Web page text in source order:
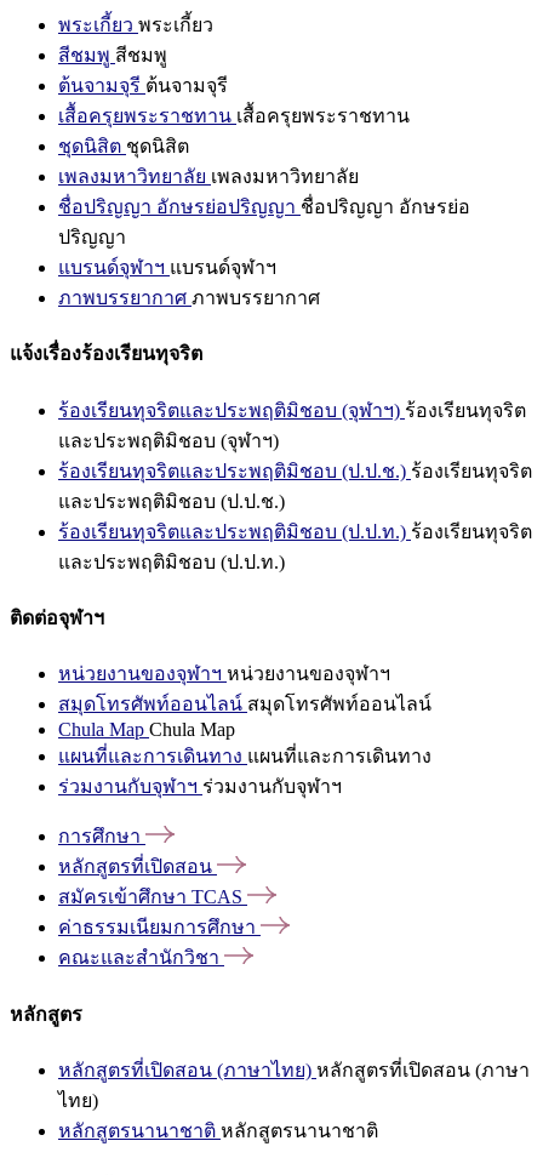
พระเกี้ยว พระเกี้ยว
สีชมพู สีชมพู
ต้นจามจุรี ต้นจามจุรี
เสื้อครุยพระราชทาน เสื้อครุยพระราชทาน
ชุดนิสิต ชุดนิสิต
เพลงมหาวิทยาลัย เพลงมหาวิทยาลัย
ชื่อปริญญา อักษรย่อปริญญา ชื่อปริญญา อักษรย่อ
ปริญญา
แบรนด์จุฬาฯ แบรนด์จุฬาฯ
ภาพบรรยากาศ ภาพบรรยากาศ
แจ้งเรื่องร้องเรียนทุจริต
ร้องเรียนทุจริตและประพฤติมิชอบ (จุฬาฯ) ร้องเรียนทุจริต
และประพฤติมิชอบ (จุฬาฯ)
ร้องเรียนทุจริตและประพฤติมิชอบ (ป.ป.ช.) ร้องเรียนทุจริต
และประพฤติมิชอบ (ป.ป.ช.)
ร้องเรียนทุจริตและประพฤติมิชอบ (ป.ป.ท.) ร้องเรียนทุจริต
และประพฤติมิชอบ (ป.ป.ท.)
ติดต่อจุฬาฯ
หน่วยงานของจุฬาฯ หน่วยงานของจุฬาฯ
สมุดโทรศัพท์ออนไลน์ สมุดโทรศัพท์ออนไลน์
Chula Map Chula Map
แผนที่และการเดินทาง แผนที่และการเดินทาง
ร่วมงานกับจุฬาฯ ร่วมงานกับจุฬาฯ
การศึกษา
หลักสูตรที่เปิดสอน
สมัครเข้าศึกษา TCAS
ค่าธรรมเนียมการศึกษา
คณะและสำนักวิชา
หลักสูตร
หลักสูตรที่เปิดสอน (ภาษาไทย) หลักสูตรที่เปิดสอน (ภาษา
ไทย)
หลักสูตรนานาชาติ หลักสูตรนานาชาติ